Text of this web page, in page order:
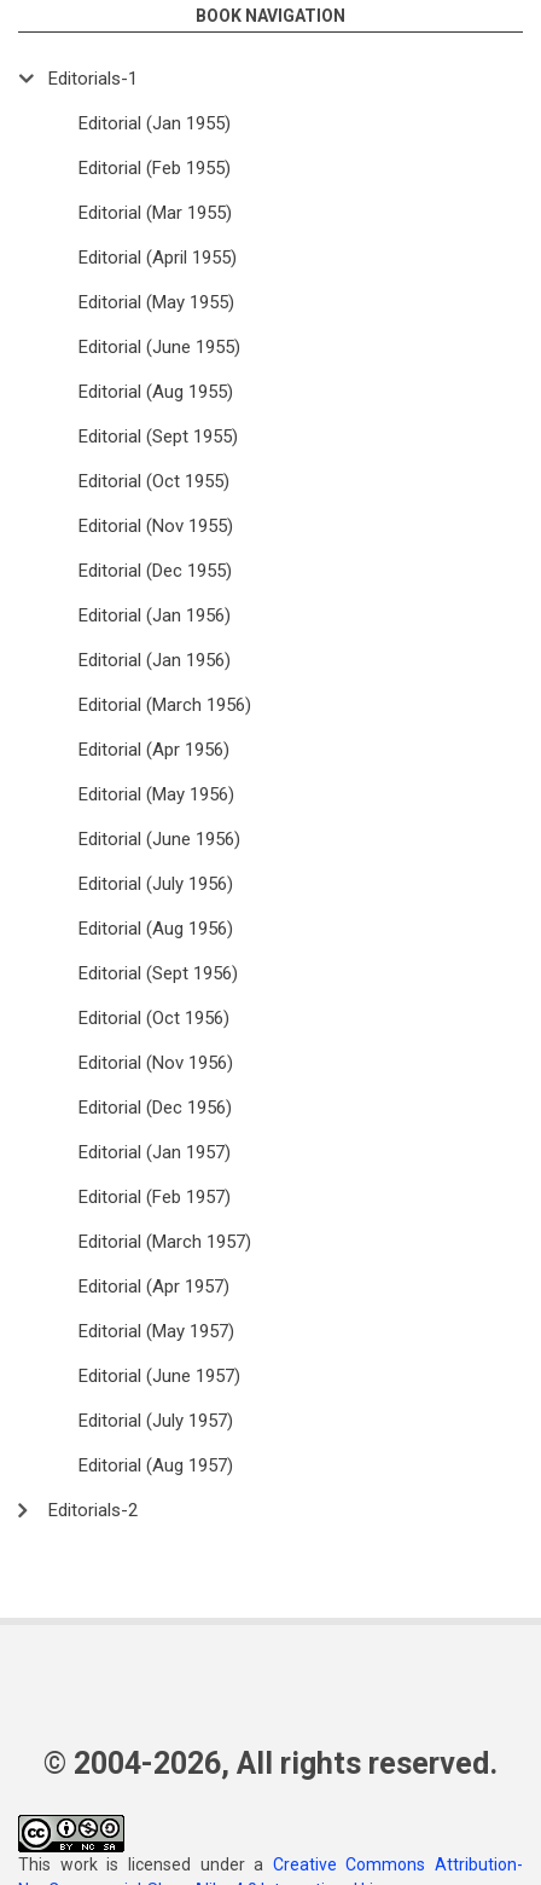
links
for
BOOK NAVIGATION
Editorials-1
Editorial (Jan 1955)
Editorial (Feb 1955)
Editorial (Mar 1955)
Editorial (April 1955)
Editorial (May 1955)
Editorial (June 1955)
Editorial (Aug 1955)
Editorial (Sept 1955)
Editorial (Oct 1955)
Editorial (Nov 1955)
Editorial (Dec 1955)
Editorial (Jan 1956)
Editorial (Jan 1956)
Editorial (March 1956)
Editorial (Apr 1956)
Editorial (May 1956)
Editorial (June 1956)
Editorial (July 1956)
Editorial (Aug 1956)
Editorial (Sept 1956)
Editorial (Oct 1956)
Editorial (Nov 1956)
Editorial (Dec 1956)
Editorial (Jan 1957)
Editorial (Feb 1957)
Editorial (March 1957)
Editorial (Apr 1957)
Editorial (May 1957)
Editorial (June 1957)
Editorial (July 1957)
Editorial (Aug 1957)
Editorials-2
© 2004-2026, All rights reserved.
This work is licensed under a Creative Commons Attribution-